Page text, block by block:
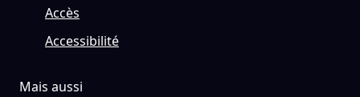
Accès
Accessibilité
Mais aussi